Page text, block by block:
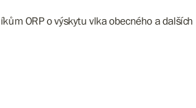
ORP o výskytu vlka obecného a